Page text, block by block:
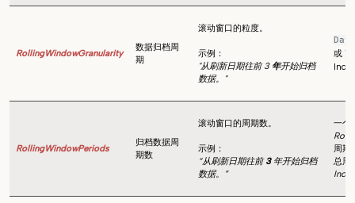
RollingWindowGranularity
数据归档周
期
滚动窗口的粒度。
示例：
"从刷新日期往前 3 年开始归档
数据。"
Day
或
RollingWindowPeriods
归档数据周
期数
滚动窗口的周期数。
示例：
“从刷新日期往前3年开始归档
数据。”
一个
周期
总周